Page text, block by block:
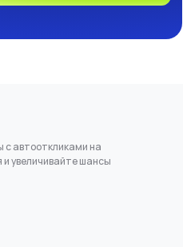
с автооткликами на
увеличивайте шансы